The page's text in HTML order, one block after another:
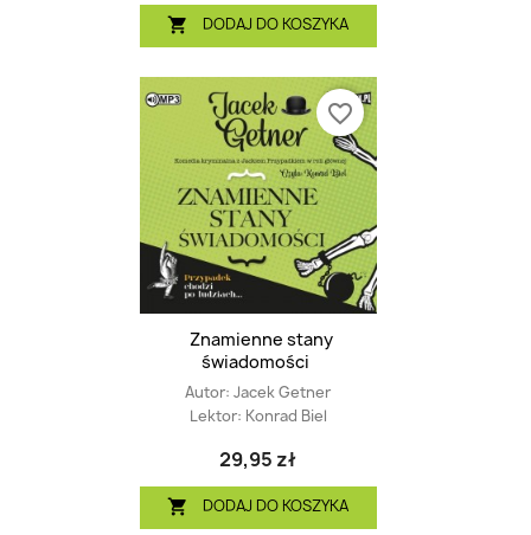
 DODAJ DO KOSZYKA
Znamienne stany
świadomości
Autor: Jacek Getner
Lektor: Konrad Biel
29,95 zł
 DODAJ DO KOSZYKA
favorite_border